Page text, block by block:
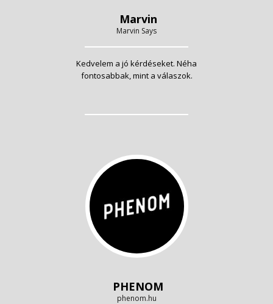
Marvin
Marvin Says
Kedvelem a jó kérdéseket. Néha
fontosabbak, mint a válaszok.
PHENOM
phenom.hu